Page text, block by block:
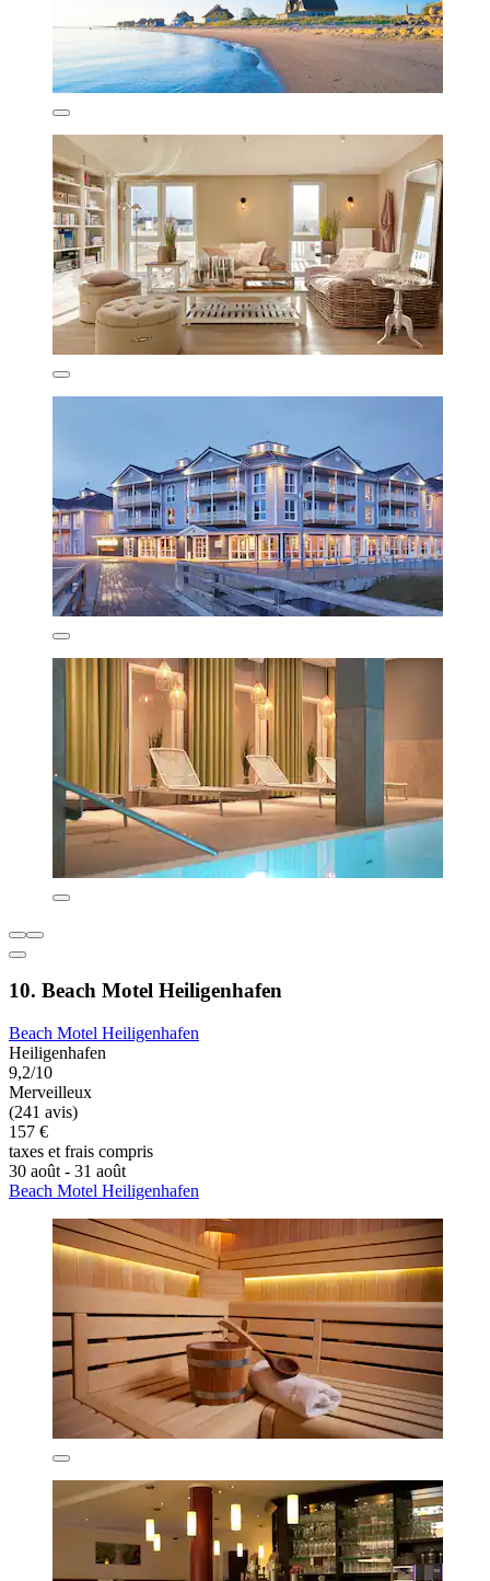
10. Beach Motel Heiligenhafen
Beach Motel Heiligenhafen
Heiligenhafen
9,2/10
Merveilleux
(241 avis)
157 €
taxes et frais compris
30 août - 31 août
Beach Motel Heiligenhafen